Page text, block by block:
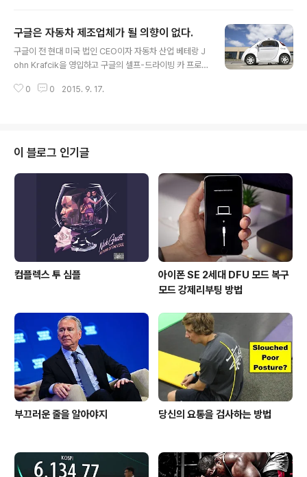
신이자 아마존의 파이어 스마트폰을 작업했던 ex-Amaz
on의 임원을 고용했다. 아우라 프로젝트는, 차세대 구글 글
래스 부터 적용될 뿐만 아니라, 현재 구글의 X-Lab 등에서
회장 에릭 슈미트는 '웨어러블 기기에 주목할 필요가 있고,
구글은 자동차 제조업체가 될 의향이 없다.
구글이 전 현대 미국 법인 CEO이자 자동차 산업 베테랑 J
ohn Krafcik을 영입하고 구글의 셀프-드라이빙 카 프로
에 관하여 어떤 의도인지는 아직까지 불분명하다. 그러나,
트에 따르면 구글이 독일, 오스트리아, 스위스에 임원을 고
용했고 이는 구글이 직접 자동차 제조업을 할 의도가 없다
는 것이라 주장했다. 아울러 구글의 동유럽 담당 임원 Phili
pp Justus는 2015 프랑크푸르트 모터쇼에서 구글이 자
동차 제조업을 할 것인가? 에 관한 질문에 관하여 "없
0 0 2015. 9. 17.
이 블로그 인기글
컴플렉스 투 심플
아이폰 SE 2세대 DFU 모드 복구
모드 강제리부팅 방법
부끄러운 줄을 알아야지 당신의 요통을 검사하는 방법